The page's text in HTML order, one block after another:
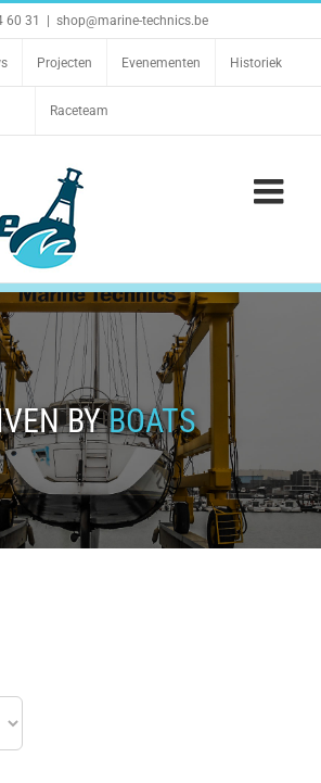
31 shop@marine-technics.be
Projecten Evenementen Historiek
Raceteam
BYBOATS